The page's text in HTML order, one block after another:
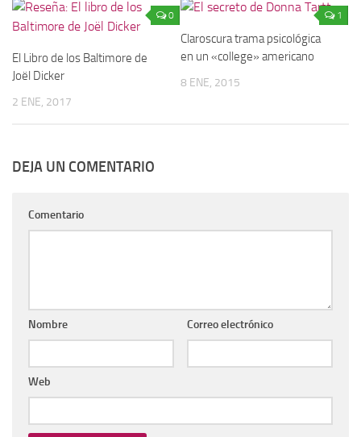
0
El Libro de los Baltimore de
Joël Dicker
2 ENE, 2017
1
Claroscura trama psicológica
en un «college» americano
8 ENE, 2015
DEJA UN COMENTARIO
Comentario
Nombre Correo electrónico
Web